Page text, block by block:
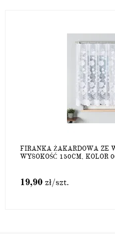
FIRANKA ŻAKARDOWA ZE
WYSOKOŚĆ 150CM, KOLOR
19,90 zł/szt.